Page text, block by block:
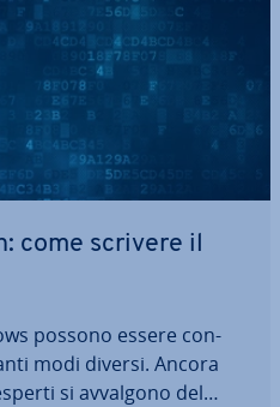
come scrivere il
possono essere con­
modi diversi. Ancora
si avvalgono del